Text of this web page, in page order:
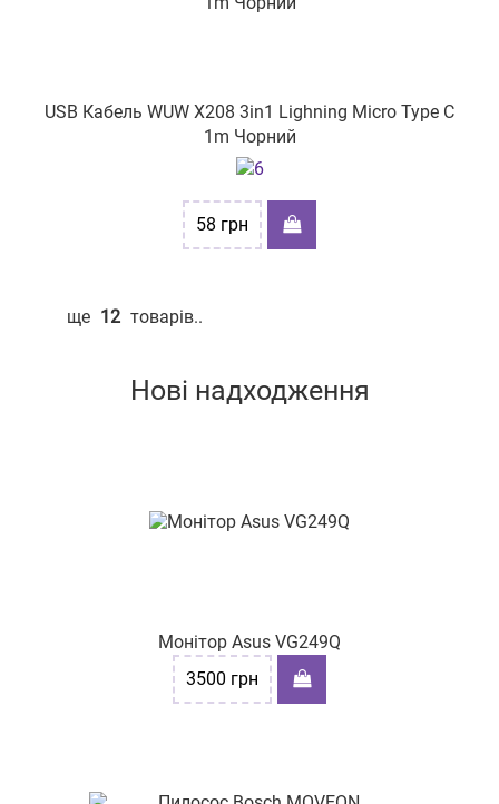
USB Кабель WUW X208 3in1 Lighning Micro Type C
1m Чорний
58 грн
ще 12 товарів..
Нові надходження
Монітор Asus VG249Q
3500 грн